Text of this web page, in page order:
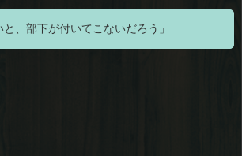
と、部下が付いてこないだろう」